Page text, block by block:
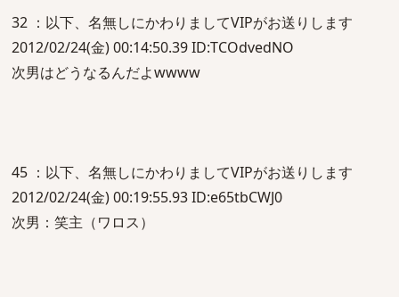
32 ：以下、名無しにかわりましてVIPがお送りします
2012/02/24(金) 00:14:50.39 ID:TCOdvedNO
次男はどうなるんだよwwww
45 ：以下、名無しにかわりましてVIPがお送りします
2012/02/24(金) 00:19:55.93 ID:e65tbCWJ0
次男：笑主（ワロス）